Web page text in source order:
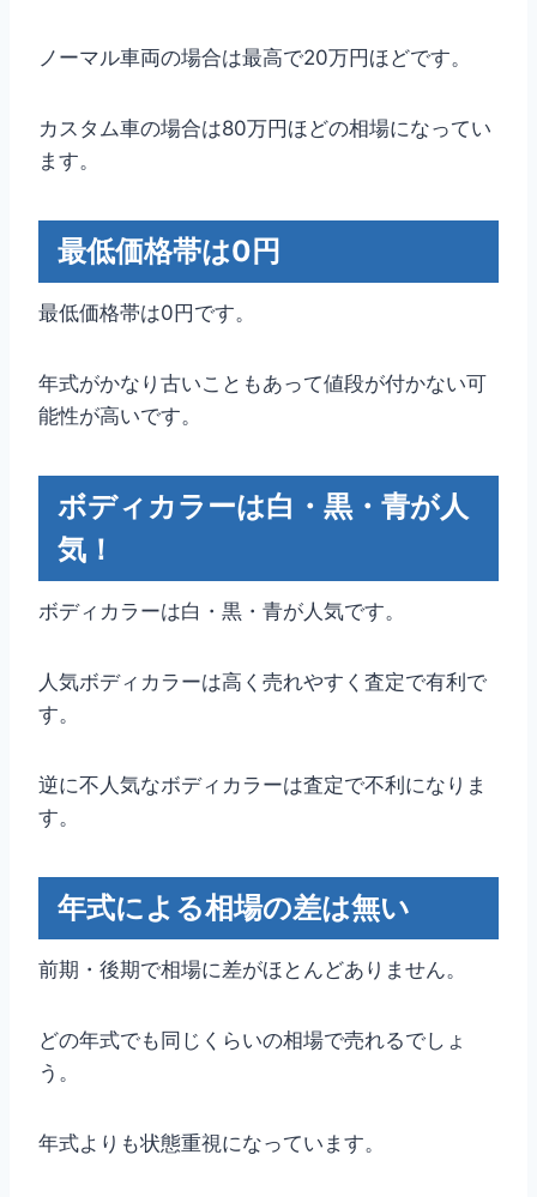
ノーマル車両の場合は最高で20万円ほどです。
カスタム車の場合は80万円ほどの相場になってい
ます。
最低価格帯は0円
最低価格帯は0円です。
年式がかなり古いこともあって値段が付かない可
能性が高いです。
ボディカラーは白・黒・青が人
気！
ボディカラーは白・黒・青が人気です。
人気ボディカラーは高く売れやすく査定で有利で
す。
逆に不人気なボディカラーは査定で不利になりま
す。
年式による相場の差は無い
前期・後期で相場に差がほとんどありません。
どの年式でも同じくらいの相場で売れるでしょ
う。
年式よりも状態重視になっています。